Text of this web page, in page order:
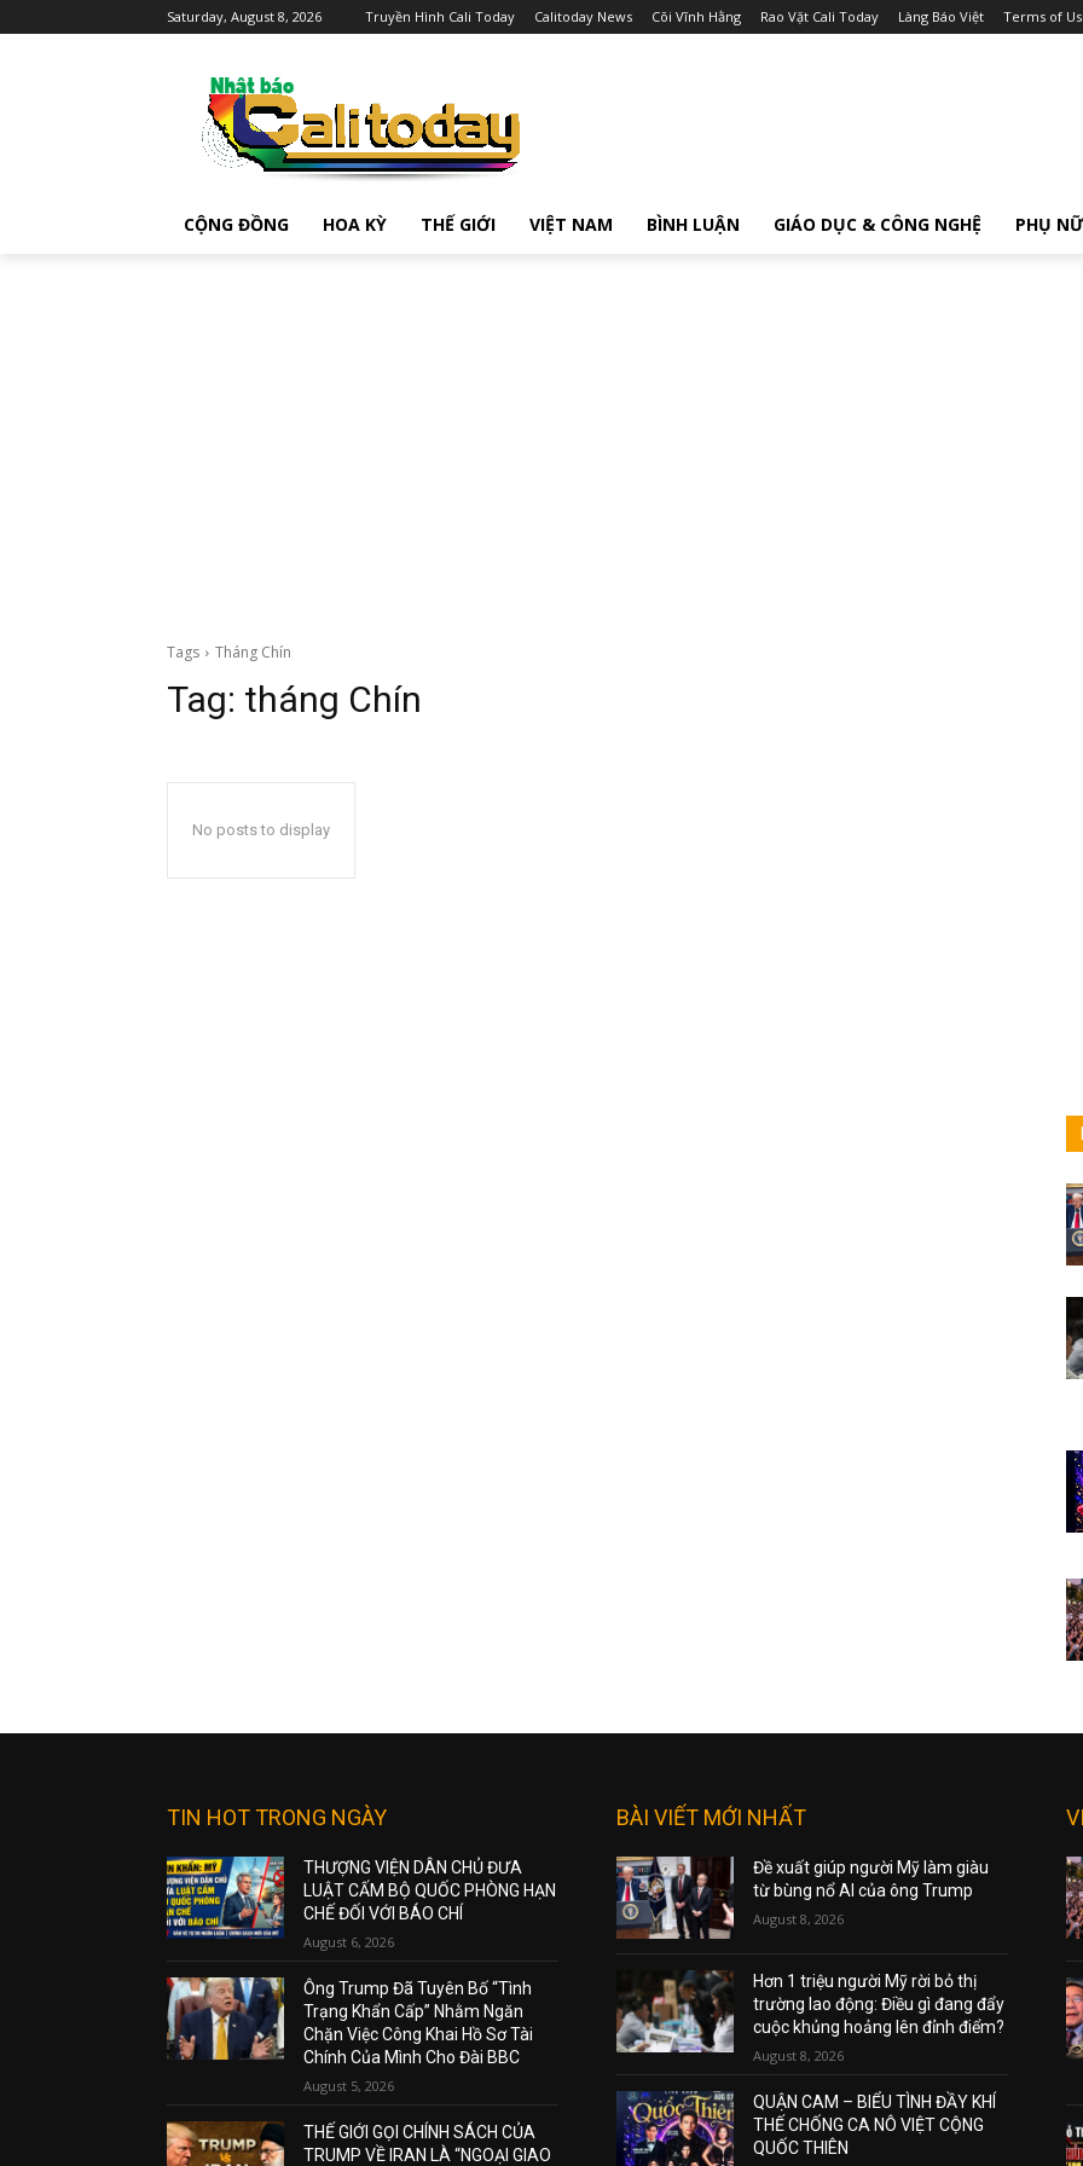
Saturday, August 8, 2026 Truyền Hình Cali Today Calitoday News Cõi Vĩnh Hằng Rao Vặt Cali Today Làng Báo Việt Terms of
CỘNG ĐỒNG HOA KỲ THẾ GIỚI VIỆT NAM BÌNH LUẬN GIÁO DỤC & CÔNG NGHỆ PHỤ NỮ
Tags Tháng Chín
Tag: tháng Chín
No posts to display
TIN HOT TRONG NGÀY
THƯỢNG VIỆN DÂN CHỦ ĐƯA
LUẬT CẤM BỘ QUỐC PHÒNG HẠN
CHẾ ĐỐI VỚI BÁO CHÍ
August 6, 2026
Ông Trump Đã Tuyên Bố “Tình
Trạng Khẩn Cấp” Nhằm Ngăn
Chặn Việc Công Khai Hồ Sơ Tài
Chính Của Mình Cho Đài BBC
August 5, 2026
THẾ GIỚI GỌI CHÍNH SÁCH CỦA
TRUMP VỀ IRAN LÀ “NGOẠI GIAO
BÀI VIẾT MỚI NHẤT
Đề xuất giúp người Mỹ làm giàu
từ bùng nổ AI của ông Trump
August 8, 2026
Hơn 1 triệu người Mỹ rời bỏ thị
trường lao động: Điều gì đang đẩy
cuộc khủng hoảng lên đỉnh điểm?
August 8, 2026
QUẬN CAM – BIỂU TÌNH ĐẦY KHÍ
THẾ CHỐNG CA NÔ VIỆT CỘNG
QUỐC THIÊN